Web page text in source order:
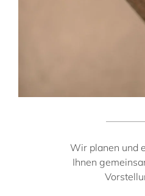
Wir planen und
Ihnen